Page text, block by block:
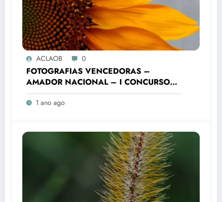
ACLAOB 0
FOTOGRAFIAS VENCEDORAS –
AMADOR NACIONAL – I CONCURSO
FOTOGRÁFICO “CIDADE DE OURO
BRANCO”
1 ano ago